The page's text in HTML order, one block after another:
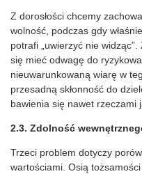
Z dorosłości chcemy
wolność, podczas gdy
potrafi „uwierzyć nie
się mieć odwagę do
nieuwarunkowaną wiarę w
przesadną skłonność do
bawienia się nawet rzeczami
2.3. Zdolność
Trzeci problem dotyczy
wartościami. Osią